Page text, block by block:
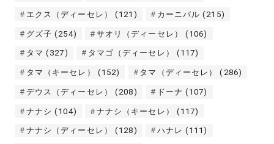
エクス（ディーセレ） (121) カーニバル (215)
グズ子 (254) サオリ（ディーセレ） (106)
タマ (327) タマゴ（ディーセレ） (117)
タマ（キーセレ） (152) タマ（ディーセレ） (286)
デウス（ディーセレ） (208) ドーナ (107)
ナナシ (104) ナナシ（キーセレ） (117)
ナナシ（ディーセレ） (128) ハナレ (111)